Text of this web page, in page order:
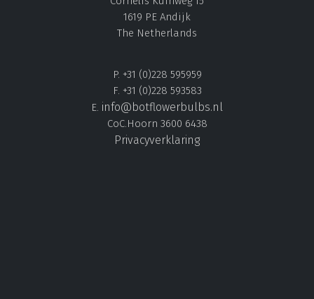
1619 PE Andijk
The Netherlands
P. +31 (0)228 595959
F. +31 (0)228 593583
E. info@botflowerbulbs.nl
CoC.Hoorn 3600 6438
Privacyverklaring